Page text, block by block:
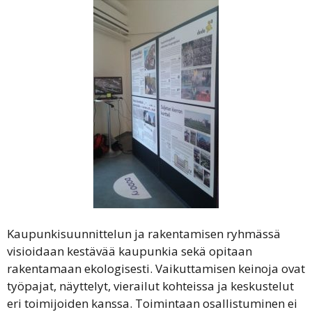
Kaupunkisuunnittelun ja rakentamisen ryhmässä
visioidaan kestävää kaupunkia sekä opitaan
rakentamaan ekologisesti. Vaikuttamisen keinoja ovat
työpajat, näyttelyt, vierailut kohteissa ja keskustelut
eri toimijoiden kanssa. Toimintaan osallistuminen ei